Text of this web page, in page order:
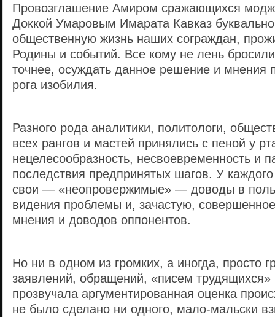
Провозглашение Амиром сражающихся
Доккой Умаровым Имарата Кавказ
общественную жизнь наших сограждан,
Родины и событий. Все кому не лень
точнее, осуждать данное решение и мнения
рога изобилия.
Разного рода аналитики, политологи,
всех рангов и мастей принялись с пеной у
нецелесообразность, несвоевременность и
последствия предпринятых шагов. У
свои — «неопровержимые» — доводы в
видения проблемы и, зачастую,
мнения и доводов оппонентов.
Но ни в одном из громких, а иногда, просто
заявлений, обращений, «писем трудящихся»
прозвучала аргументированная оценка
не было сделано ни одного, мало-мальски